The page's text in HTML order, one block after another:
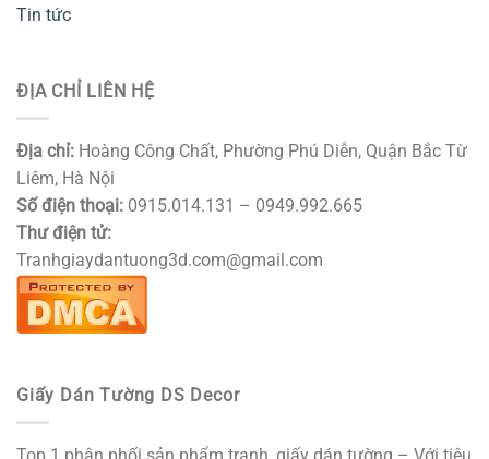
Tin tức
ĐỊA CHỈ LIÊN HỆ
Địa chỉ: Hoàng Công Chất, Phường Phú Diễn, Quận Bắc Từ
Liêm, Hà Nội
Số điện thoại: 0915.014.131 – 0949.992.665
Thư điện tử:
Tranhgiaydantuong3d.com@gmail.com
Giấy Dán Tường DS Decor